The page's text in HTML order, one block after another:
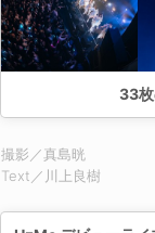
33
撮影／真島晄
Text／川上良樹